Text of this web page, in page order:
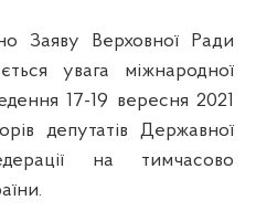
Заяву Верховної Ради
увага міжнародної
17-19 вересня 2021
депутатів Державної
на тимчасово